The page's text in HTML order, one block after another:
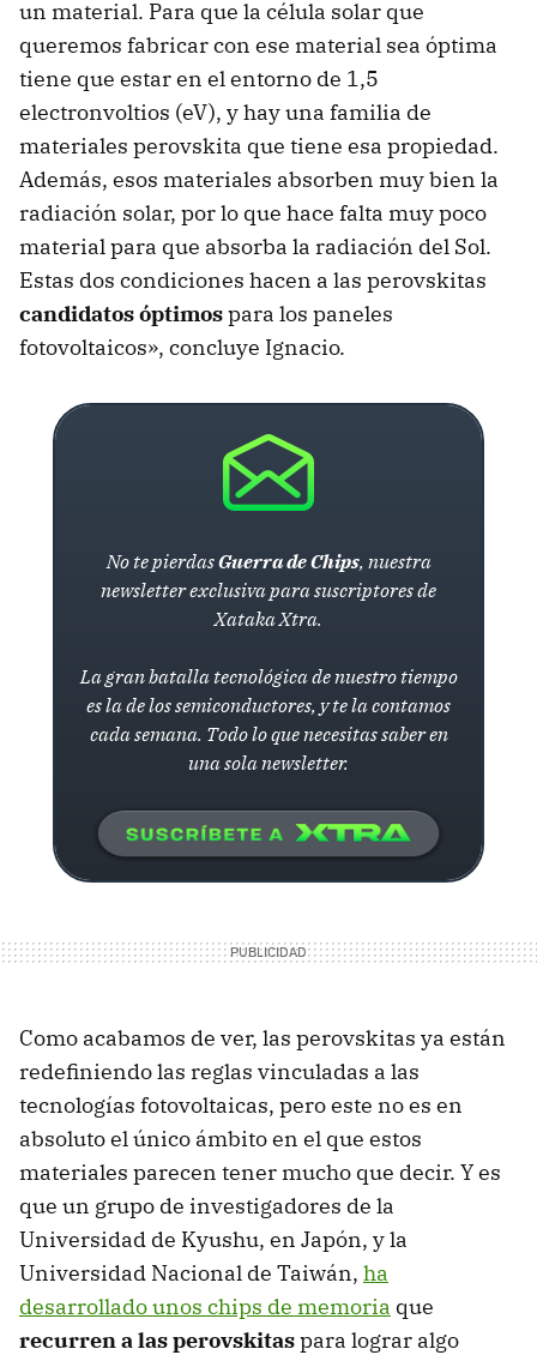
un material. Para que la célula solar que
queremos fabricar con ese material sea óptima
tiene que estar en el entorno de 1,5
electronvoltios (eV), y hay una familia de
materiales perovskita que tiene esa propiedad.
Además, esos materiales absorben muy bien la
radiación solar, por lo que hace falta muy poco
material para que absorba la radiación del Sol.
Estas dos condiciones hacen a las perovskitas
candidatos óptimospara los paneles
fotovoltaicos», concluye Ignacio.
No te pierdasGuerra de Chips, nuestra
newsletter exclusiva para suscriptores de
Xataka Xtra.
La gran batalla tecnológica de nuestro tiempo
es la de los semiconductores, y te la contamos
cada semana. Todo lo que necesitas saber en
una sola newsletter.
Como acabamos de ver, las perovskitas ya están
redefiniendo las reglas vinculadas a las
tecnologías fotovoltaicas, pero este no es en
absoluto el único ámbito en el que estos
materiales parecen tener mucho que decir. Y es
que un grupo de investigadores de la
Universidad de Kyushu, en Japón, y la
Universidad Nacional de Taiwán, ha
desarrollado unos chips de memoria que
recurren a las perovskitaspara lograr algo